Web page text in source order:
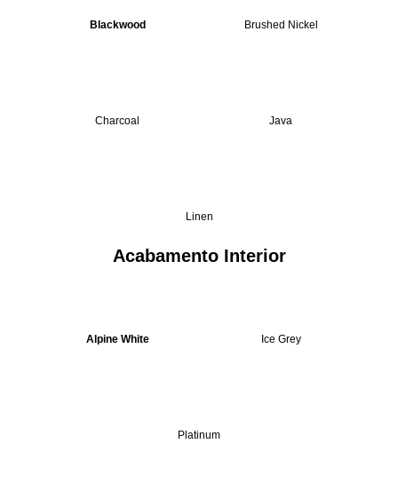
Blackwood Brushed Nickel
Charcoal Java
Linen
Acabamento Interior
Alpine White Ice Grey
Platinum